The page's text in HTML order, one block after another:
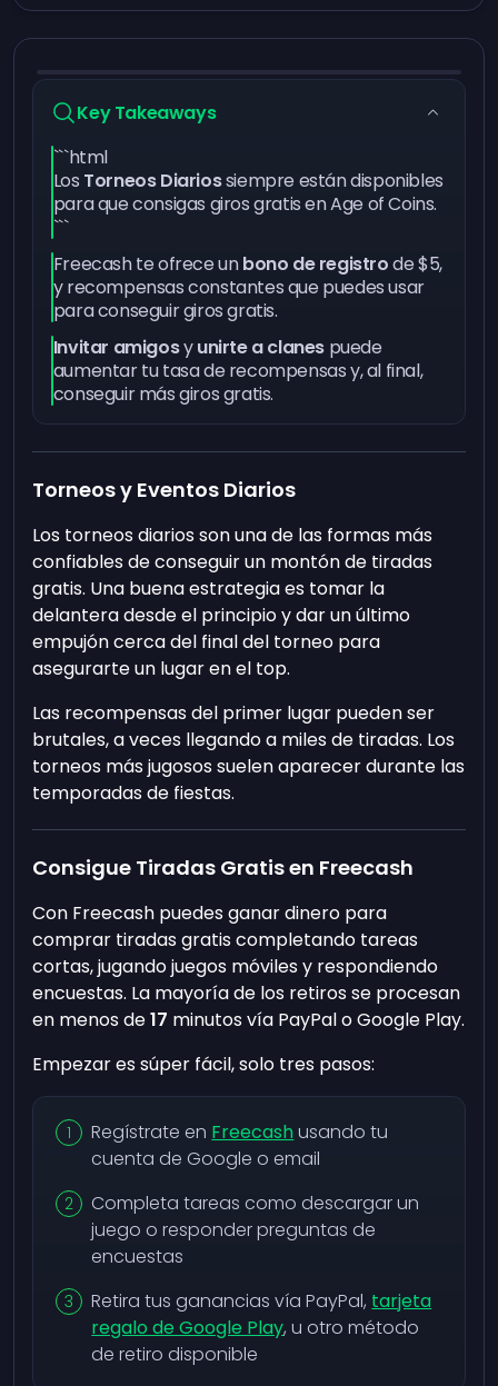
Key Takeaways
```html
Los Torneos Diariossiempre están disponibles
para que consigas giros gratis en Age of Coins.
```
Freecash te ofrece unbono de registrode $5,
y recompensas constantes que puedes usar
para conseguir giros gratis.
Invitar amigosyunirte a clanespuede
aumentar tu tasa de recompensas y, al final,
conseguir más giros gratis.
Torneos y Eventos Diarios
Los torneos diarios son una de las formas más
confiables de conseguir un montón de tiradas
gratis. Una buena estrategia es tomar la
delantera desde el principio y dar un último
empujón cerca del final del torneo para
asegurarte un lugar en el top.
Las recompensas del primer lugar pueden ser
brutales, a veces llegando a miles de tiradas. Los
torneos más jugosos suelen aparecer durante las
temporadas de fiestas.
Consigue Tiradas Gratis en Freecash
Con Freecash puedes ganar dinero para
comprar tiradas gratis completando tareas
cortas, jugando juegos móviles y respondiendo
encuestas. La mayoría de los retiros se procesan
en menos de17 minutos vía PayPal o Google Play.
Empezar es súper fácil, solo tres pasos:
Regístrate en Freecashusando tu
cuenta de Google o email
Completa tareas como descargar un
juego o responder preguntas de
encuestas
Retira tus ganancias vía PayPal, tarjeta
regalo de Google Play, u otro método
de retiro disponible